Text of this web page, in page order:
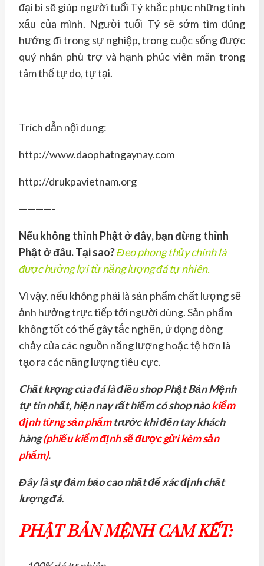
đại bi sẽ giúp người tuổi Tý khắc phục những tính
xấu của mình. Người tuổi Tý sẽ sớm tìm đúng
hướng đi trong sự nghiệp, trong cuộc sống được
quý nhân phù trợ và hạnh phúc viên mãn trong
tâm thế tự do, tự tại.
Trích dẫn nội dung:
http://www.daophatngaynay.com
http://drukpavietnam.org
————-
Nếu không thỉnh Phật ở đây, bạn đừng thỉnh
Phật ở đâu. Tại sao?Đeo phong thủy chính là
được hưởng lợi từ năng lượng đá tự nhiên.
Vì vậy, nếu không phải là sản phẩm chất lượng sẽ
ảnh hưởng trực tiếp tới người dùng. Sản phẩm
không tốt có thể gây tắc nghẽn, ứ đọng dòng
chảy của các nguồn năng lượng hoặc tệ hơn là
tạo ra các năng lượng tiêu cực.
Chất lượng của đá là điều shop Phật Bản Mệnh
tự tin nhất, hiện nay rất hiếm có shop nàokiểm
định từng sản phẩmtrước khi đến tay khách
hàng(phiếu kiểm định sẽ được gửi kèm sản
phẩm).
Đây là sự đảm bảo cao nhất để xác định chất
lượng đá.
PHẬT BẢN MỆNH CAM KẾT: